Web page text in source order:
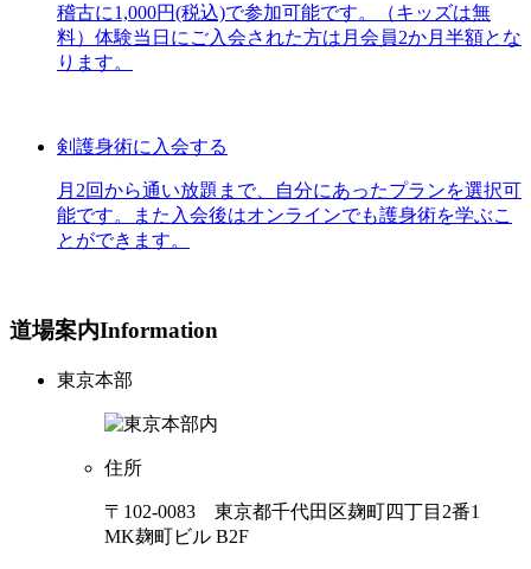
稽古に1,000円(税込)で参加可能です。（キッズは無
料）体験当日にご入会された方は月会員2か月半額とな
ります。
剣護身術に入会する
月2回から通い放題まで、自分にあったプランを選択可
能です。また入会後はオンラインでも護身術を学ぶこ
とができます。
道場案内Information
東京本部
住所
〒102-0083 東京都千代田区麹町四丁目2番1
MK麹町ビル B2F